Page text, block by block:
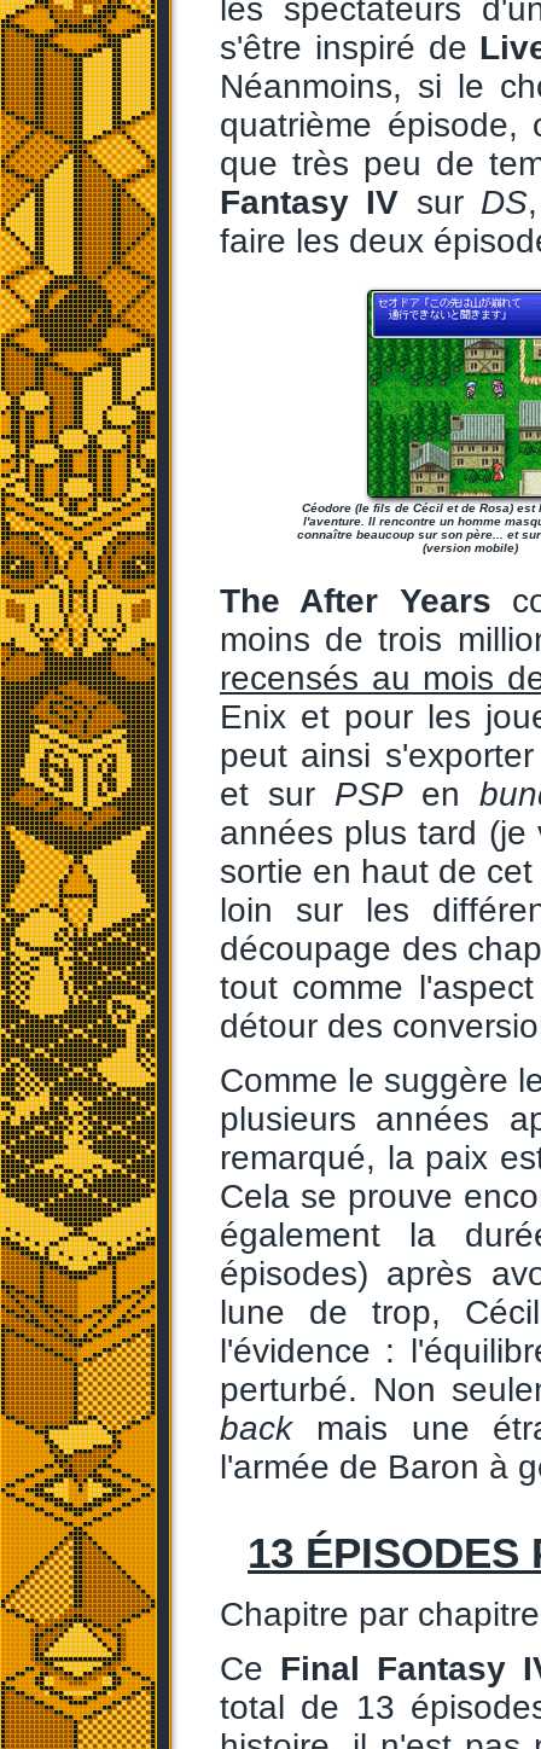
les spectateurs
s'être inspiré de
Néanmoins, si le
quatrième épisode,
que très peu de
Fantasy IV sur DS
faire les deux
Céodore (le fils de Cécil et de Rosa) est
l'aventure. Il rencontre un homme
connaître beaucoup sur son père... et
(version mobile)
The After Years
moins de trois
recensés au mois
Enix et pour les
peut ainsi
et sur PSPen
années plus tard
sortie en haut de
loin sur les
découpage des
tout comme
détour des
Comme le suggère
plusieurs années
remarqué, la paix
Cela se prouve
également la
épisodes) après
lune de trop,
l'évidence :
perturbé. Non
backmais une
l'armée de Baron à
13 ÉPISODES
Chapitre par
Ce Final Fantasy
total de 13